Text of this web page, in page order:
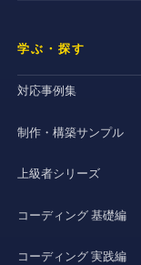
学ぶ・探す
対応事例集
制作・構築サンプル
上級者シリーズ
コーディング 基礎編
コーディング 実践編